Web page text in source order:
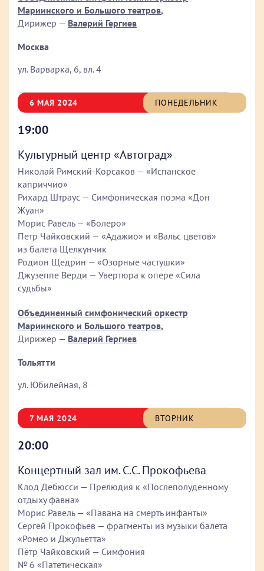
Мариинского и Большого театров,
Дирижер — Валерий Гергиев
Москва
ул. Варварка, 6, вл. 4
6 МАЯ 2024 ПОНЕДЕЛЬНИК
19:00
Культурный центр «Автоград»
Николай Римский-Корсаков — «Испанское
каприччио»
Рихард Штраус — Симфоническая поэма «Дон
Жуан»
Морис Равель — «Болеро»
Петр Чайковский — «Адажио» и «Вальс цветов»
из балета Щелкунчик
Родион Щедрин — «Озорные частушки»
Джузеппе Верди — Увертюра к опере «Сила
судьбы»
Объединенный симфонический оркестр
Мариинского и Большого театров,
Дирижер — Валерий Гергиев
Тольятти
ул. Юбилейная, 8
7 МАЯ 2024 ВТОРНИК
20:00
Концертный зал им. С.С. Прокофьева
Клод Дебюсси — Прелюдия к «Послеполуденному
отдыху фавна»
Морис Равель — «Павана на смерть инфанты»
Сергей Прокофьев — фрагменты из музыки балета
«Ромео и Джульетта»
Пётр Чайковский — Симфония
№ 6 «Патетическая»